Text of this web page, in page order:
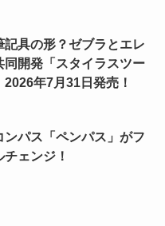
記具の形？ゼブラとエレ
同開発「スタイラスツー
2026年7月31日発売！
ンパス「ペンパス」がフ
ェンジ！